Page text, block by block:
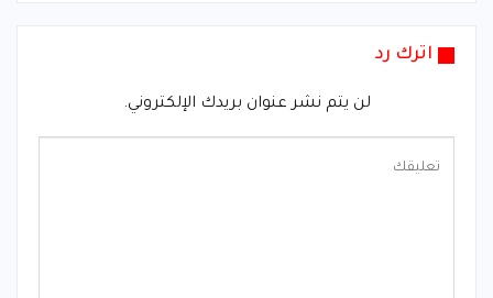
اترك رد
لن يتم نشر عنوان بريدك الإلكتروني.